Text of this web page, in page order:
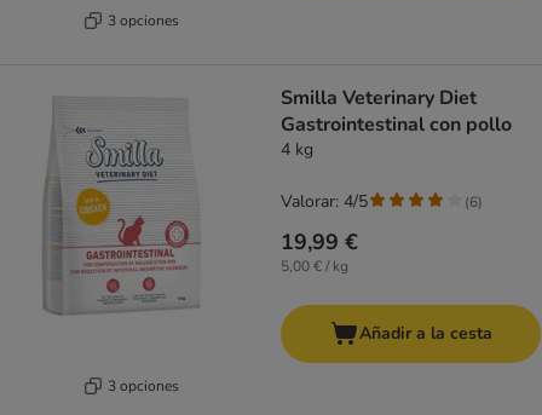
3 opciones
3 opciones
Smilla Veterinary Diet
Gastrointestinal con pollo
4 kg
19,99 €
5,00 € / kg
Valorar: 4/5 (6)
Añadir a la cesta